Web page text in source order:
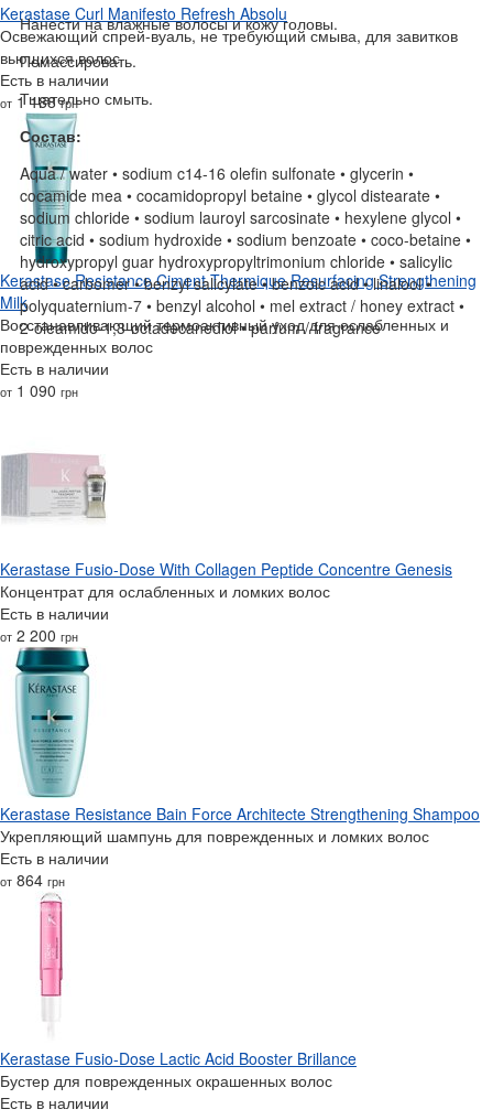
Нанести на влажные волосы и кожу головы.
Помассировать.
Тщательно смыть.
Состав:
Aqua / water • sodium c14-16 olefin sulfonate • glycerin •
cocamide mea • cocamidopropyl betaine • glycol distearate •
sodium chloride • sodium lauroyl sarcosinate • hexylene glycol •
citric acid • sodium hydroxide • sodium benzoate • coco-betaine •
hydroxypropyl guar hydroxypropyltrimonium chloride • salicylic
acid • carbomer • benzyl salicylate • benzoic acid • linalool •
polyquaternium-7 • benzyl alcohol • mel extract / honey extract •
2-oleamido-1,3-octadecanediol • parfum / fragrance
Kerastase Curl Manifesto Refresh Absolu
Освежающий спрей-вуаль, не требующий смыва, для завитков
вьющихся волос
Есть в наличии
от 1 188грн
Kerastase Resistance Ciment Thermique Resurfacing Strengthening
Milk
Восстанавливающий термоактивный уход для ослабленных и
поврежденных волос
Есть в наличии
от 1 090 грн
Kerastase Fusio-Dose With Collagen Peptide Concentre Genesis
Концентрат для ослабленных и ломких волос
Есть в наличии
от 2 200 грн
Kerastase Resistance Bain Force Architecte Strengthening Shampoo
Укрепляющий шампунь для поврежденных и ломких волос
Есть в наличии
от 864 грн
Kerastase Fusio-Dose Lactic Acid Booster Brillance
Бустер для поврежденных окрашенных волос
Есть в наличии